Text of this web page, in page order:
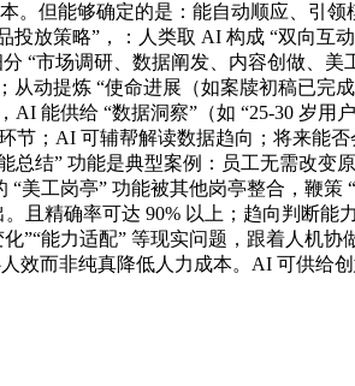
。但能够确定的是：能自动顺应、引
放策略”，：人类取 AI 构成 “双向
“市场调研、数据阐发、内容创做、美
动提炼 “使命进展（如案牍初稿已完
能供给 “数据洞察”（如 “25-30 岁用
；AI 可辅帮解读数据趋向；将来能
结” 功能是典型案例：员工无需改变
美工岗亭” 功能被其他岗亭整合，鞭
且精确率可达 90% 以上；趋向判断
能力适配” 等现实问题，跟着人机
效而非纯真降低人力成本。AI 可供给创